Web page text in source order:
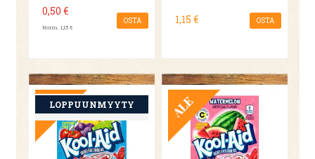
0,50 €
Norm. 1,15 €
OSTA 1,15 € OSTA
TARJOUS